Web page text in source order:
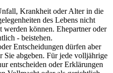
Krankheit oder Alter in die
des Lebens nicht
werden können. Ehepartner oder
- beistehen.
Entscheidungen dürfen aber
abgeben. Für jede volljährige
entscheiden oder Erklärungen